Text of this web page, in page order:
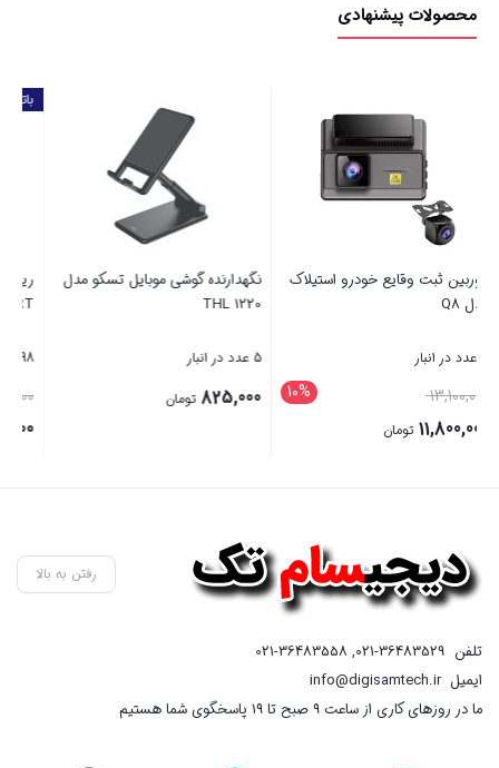
محصولات پیشنهادی
نگهدارنده گوشی موبایل تسکو مدل
THL 1220
5 عدد در انبار
825,000
ریموت کنترل تلویزیون سونیا مدل
SMART + باتری رایگان
98 عدد در انبار
980,000قیمت
است.
رفتن به بالا
تلفن 021-36483529
,
021-36483558
ایمیلinfo@digisamtech.ir
ما در روزهای کاری از ساعت ۹ صبح تا ۱۹ پاسخگوی شما هستیم